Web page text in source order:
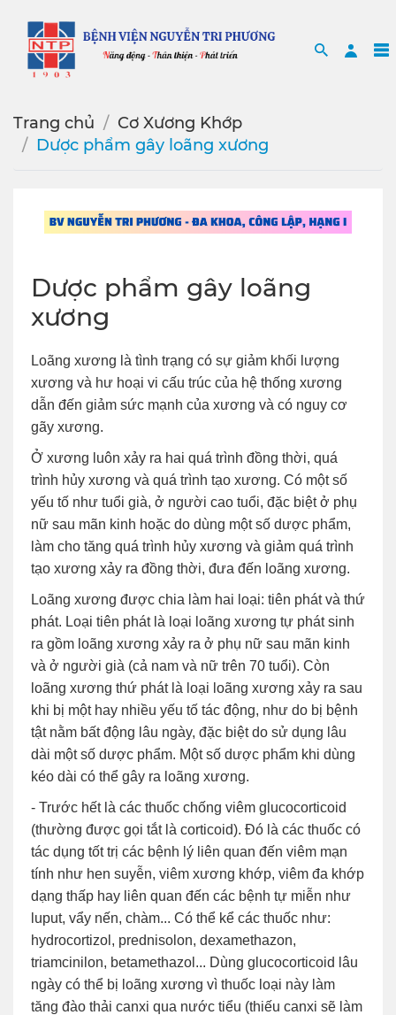
Search
Trang chủ
Cơ Xương Khớp
Dược phẩm gây loãng xương
Dược phẩm gây loãng
xương
Loãng xương là tình trạng có sự giảm khối lượng
xương và hư hoại vi cấu trúc của hệ thống xương
dẫn đến giảm sức mạnh của xương và có nguy cơ
gãy xương.
Ở xương luôn xảy ra hai quá trình đồng thời, quá
trình hủy xương và quá trình tạo xương. Có một số
yếu tố như tuổi già, ở người cao tuổi, đặc biệt ở phụ
nữ sau mãn kinh hoặc do dùng một số dược phẩm,
làm cho tăng quá trình hủy xương và giảm quá trình
tạo xương xảy ra đồng thời, đưa đến loãng xương.
Loãng xương được chia làm hai loại: tiên phát và thứ
phát. Loại tiên phát là loại loãng xương tự phát sinh
ra gồm loãng xương xảy ra ở phụ nữ sau mãn kinh
và ở người già (cả nam và nữ trên 70 tuổi). Còn
loãng xương thứ phát là loại loãng xương xảy ra sau
khi bị một hay nhiều yếu tố tác động, như do bị bệnh
tật nằm bất động lâu ngày, đặc biệt do sử dụng lâu
dài một số dược phẩm. Một số dược phẩm khi dùng
kéo dài có thể gây ra loãng xương.
- Trước hết là các thuốc chống viêm glucocorticoid
(thường được gọi tắt là corticoid). Đó là các thuốc có
tác dụng tốt trị các bệnh lý liên quan đến viêm mạn
tính như hen suyễn, viêm xương khớp, viêm đa khớp
dạng thấp hay liên quan đến các bệnh tự miễn như
luput, vẩy nến, chàm... Có thể kể các thuốc như:
hydrocortizol, prednisolon, dexamethazon,
triamcinilon, betamethazol... Dùng glucocorticoid lâu
ngày có thể bị loãng xương vì thuốc loại này làm
tăng đào thải canxi qua nước tiểu (thiếu canxi sẽ làm